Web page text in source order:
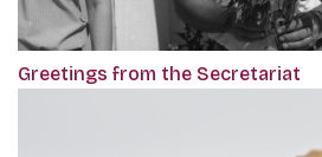
Greetings from the Secretariat